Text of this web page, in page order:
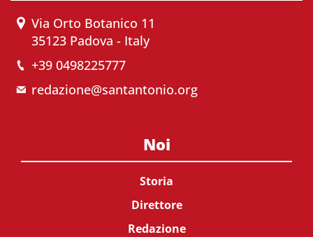
Via Orto Botanico 11
35123 Padova - Italy
+39 0498225777
redazione@santantonio.org
Noi
Storia
Direttore
Redazione